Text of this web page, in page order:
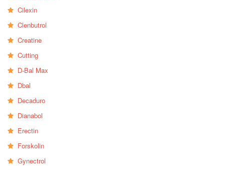
Cilexin
Clenbutrol
Creatine
Cutting
D-Bal Max
Dbal
Decaduro
Dianabol
Erectin
Forskolin
Gynectrol